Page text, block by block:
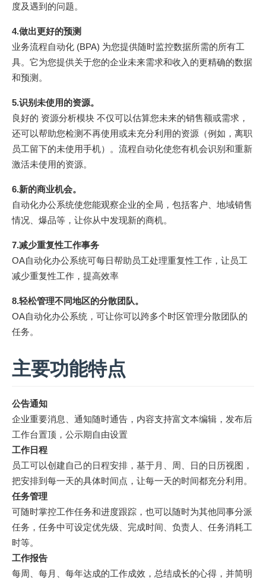
度及遇到的问题。
4.做出更好的预测
业务流程自动化 (BPA) 为您提供随时监控数据所需的所有工
具。它为您提供关于您的企业未来需求和收入的更精确的数据
和预测。
5.识别未使用的资源。
良好的 资源分析模块 不仅可以估算您未来的销售额或需求，
还可以帮助您检测不再使用或未充分利用的资源（例如，离职
员工留下的未使用手机）。流程自动化使您有机会识别和重新
激活未使用的资源。
6.新的商业机会。
自动化办公系统使您能观察企业的全局，包括客户、地域销售
情况、爆品等，让你从中发现新的商机。
7.减少重复性工作事务
OA自动化办公系统可每日帮助员工处理重复性工作，让员工
减少重复性工作，提高效率
8.轻松管理不同地区的分散团队。
OA自动化办公系统，可让你可以跨多个时区管理分散团队的
任务。
主要功能特点
公告通知
企业重要消息、通知随时通告，内容支持富文本编辑，发布后
工作台置顶，公示期自由设置
工作日程
员工可以创建自己的日程安排，基于月、周、日的日历视图，
把安排到每一天的具体时间点，让每一天的时间都充分利用。
任务管理
可随时掌控工作任务和进度跟踪，也可以随时为其他同事分派
任务，任务中可设定优先级、完成时间、负责人、任务消耗工
时等。
工作报告
每周、每月、每年达成的工作成效，总结成长的心得，并简明